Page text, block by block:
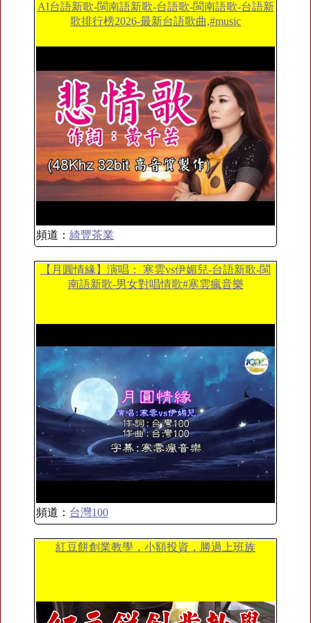
AI台語新歌-閩南語新歌-台語歌-閩南語歌-台語新
歌排行榜2026-最新台語歌曲,#music
頻道： 綺豐茶業
【月圓情緣】演唱： 寒雲vs伊媚兒-台語新歌-閩
南語新歌-男女對唱情歌#寒雲瘋音樂
頻道： 台灣100
紅豆餅創業教學，小額投資，勝過上班族